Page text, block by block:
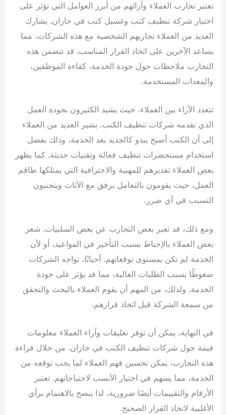
تعتبر تجارب العملاء وآرائهم من أبرز العوامل التي تؤثر على
اختيار شركة تنظيف كنب وغسيل كنب في جازان. يشارك
العديد من العملاء تجاربهم الشخصية مع هذه الشركات، مما
يساعد الآخرين على اتخاذ القرار المناسب. قد تتضمن هذه
التجارب ملاحظات حول جودة الخدمة، كفاءة الموظفين،
والمعدات المستخدمة.
تتعدد الآراء بين العملاء، حيث يشيد الكثيرون بجودة العمل
الذي تقدمه شركات تنظيف الكنب. يشير العديد من العملاء
إلى أن الكنب أصبح يبدو كالجديد بعد الخدمة، وذلك بفضل
استخدام مستحضرات تنظيف فعالة وتقنيات حديثة. كما يظهر
بعض العملاء تقديرهم للمهنية والاحترافية التي يمتلكها طاقم
العمل، حيث يقومون بالتعامل برفق مع الأثاث ويتجنبون
التسبب في أي ضرر.
ومع ذلك، قد تعبر بعض التجارب عن بعض السلبيات. شعر
بعض العملاء بالإحباط بسبب التأخير في المواعيد، أو لأن
الخدمة لم تكن بمستوى توقعاتهم. أحيانًا، تواجه الشركات
ضغوطًا بسبب الطلبات العالية، مما قد يؤثر على جودة
الخدمة. ولذلك، من المهم أن يقوم العملاء بالبحث والتحقق
من سمعة الشركة قبل اتخاذ قرارهم.
في النهاية، يمكن أن توفر تعليقات وآراء العملاء معلومات
قيمة حول شركات تنظيف الكنب في جازان. من خلال قراءة
هذه التجارب، يمكن تحسين فهم العملاء لما يجب توقعه من
الخدمة، مما يسهم في اختيار الأنسب لاحتياجاتهم. تعتبر
الأرقام والتقييمات أيضًا ضرورية، لذا ينصح بالاهتمام برأي
الأغلبية لاتخاذ القرار الصحيح.